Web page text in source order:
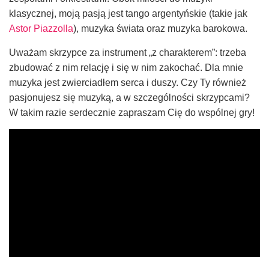
klasycznej, moją pasją jest tango argentyńskie (takie jak
Astor Piazzolla), muzyka świata oraz muzyka barokowa.
Uważam skrzypce za instrument „z charakterem”: trzeba
zbudować z nim relację i się w nim zakochać. Dla mnie
muzyka jest zwierciadłem serca i duszy. Czy Ty również
pasjonujesz się muzyką, a w szczególności skrzypcami?
W takim razie serdecznie zapraszam Cię do wspólnej gry!